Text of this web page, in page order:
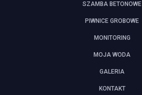
SZAMBA BETONOWE
PIWNICE GROBOWE
MONITORING
MOJA WODA
GALERIA
KONTAKT